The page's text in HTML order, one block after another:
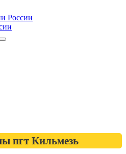
России
пгт Кильмезь